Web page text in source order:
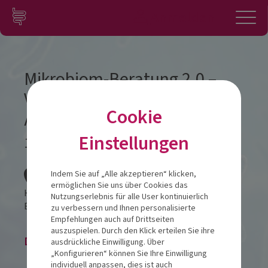
Zum Inhalt springen
Konto
Mikrobiom-Beratung 2.0 –
Vom Forschungswissen zur
Apothekenpraxis
13.01.2026
Hotel Vivendi
Balhorner Feld 1133106Paderborn
Die Veranstaltung ist beendet.
Cookie
Einstellungen
Indem Sie auf „Alle akzeptieren“ klicken,
ermöglichen Sie uns über Cookies das
Nutzungserlebnis für alle User kontinuierlich
zu verbessern und Ihnen personalisierte
Empfehlungen auch auf Drittseiten
auszuspielen. Durch den Klick erteilen Sie ihre
ausdrückliche Einwilligung. Über
„Konfigurieren“ können Sie Ihre Einwilligung
individuell anpassen, dies ist auch